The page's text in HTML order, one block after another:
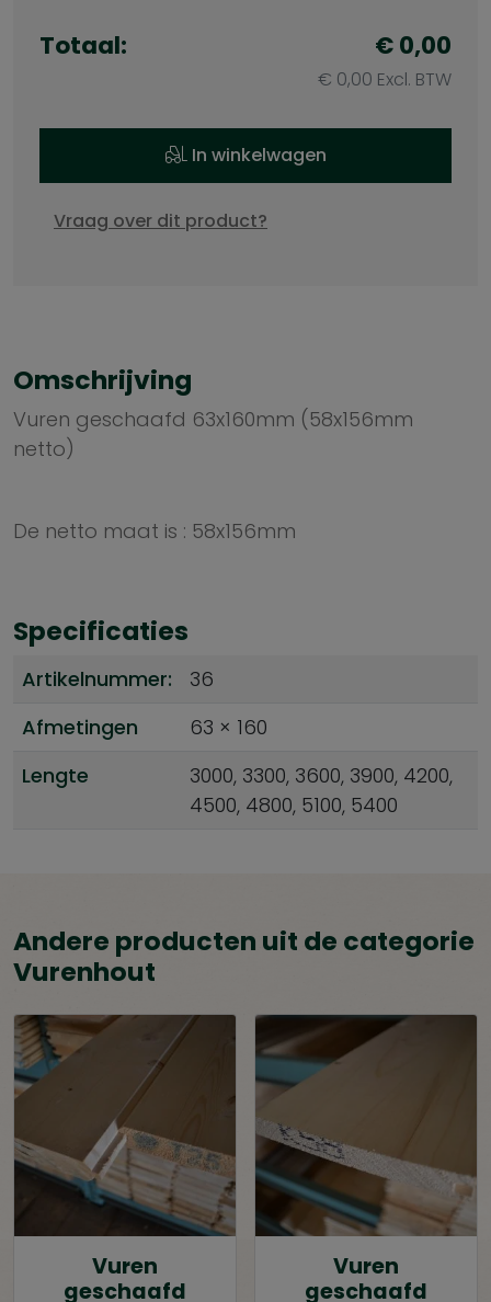
Totaal: € 0,00
€ 0,00 Excl. BTW
In winkelwagen
Vraag over dit product?
Omschrijving
Vuren geschaafd 63x160mm (58x156mm
netto)
De netto maat is : 58x156mm
Specificaties
Artikelnummer:
36
Afmetingen
63 × 160
Lengte
3000, 3300, 3600, 3900, 4200,
4500, 4800, 5100, 5400
Andere producten uit de categorie
Vurenhout
Vuren
geschaafd
Vuren
geschaafd